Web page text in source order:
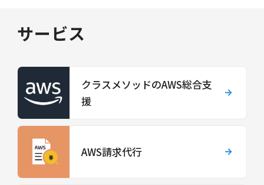
サービス
クラスメソッドのAWS総合支
援
AWS請求代行